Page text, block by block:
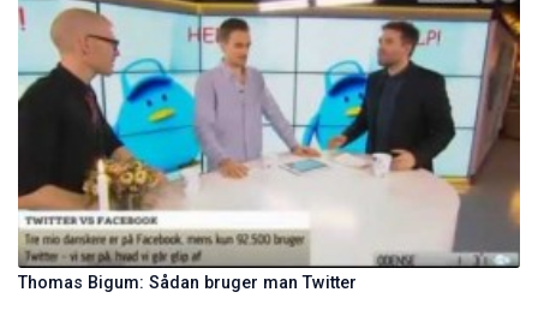
Thomas Bigum: Sådan bruger man Twitter